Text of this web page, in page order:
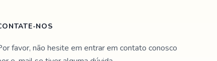
NOS
favor, não hesite em entrar em contato conosco